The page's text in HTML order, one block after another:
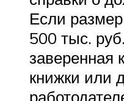
Если
500 тыс.
заверенная
книжки или